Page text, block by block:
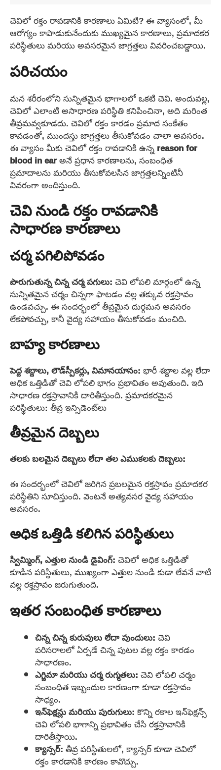
చెవిలో రక్తం రావడానికి కారణాలు ఏమిటి? ఈ వ్యాసంలో, మీ
ఆరోగ్యం కాపాడుకునేందుకు ముఖ్యమైన కారణాలు, ప్రమాదకర
పరిస్థితులు మరియు అవసరమైన జాగ్రత్తలు వివరించబడ్డాయి.
పరిచయం
మన శరీరంలోని సున్నితమైన భాగాలలో ఒకటి చెవి. అందువల్ల,
చెవిలో ఎలాంటి అసాధారణ పరిస్థితి కనిపించినా, అది మరింత
తీవ్రమవ్వకూడదు. చెవిలో రక్తం కారడం ప్రమాద సంకేతం
కావడంతో, ముందస్తు జాగ్రత్తలు తీసుకోవడం చాలా అవసరం.
ఈ వ్యాసం మీకు చెవిలో రక్తం రావడానికి ఉన్నreason for
blood in earఅనే ప్రధాన కారణాలను, సంబంధిత
ప్రమాదాలను మరియు తీసుకోవలసిన జాగ్రత్తలన్నింటినీ
వివరంగా అందిస్తుంది.
చెవి నుండి రక్తం రావడానికి
సాధారణ కారణాలు
చర్మ పగిలిపోవడం
పొరుగుతున్న చిన్న చర్మ పగులు:చెవి లోపలి మార్గంలో ఉన్న
సున్నితమైన చర్మం చిన్నగా ఫాటడం వల్ల తక్కువ రక్తస్రావం
ఉండవచ్చు. ఈ సందర్భంలో తీవ్రమైన దుర్గమన అవసరం
లేకపోవచ్చు, కానీ వైద్య సహాయం తీసుకోవడం మంచిది.
బాహ్య కారణాలు
పెద్ద శబ్దాలు, లౌడ్‌స్పీకర్లు, విమానయానం:భారీ శబ్దాల వల్ల లేదా
అధిక ఒత్తిడితో చెవి లోపలి భాగం ప్రభావితం అవుతుంది. ఇది
సాధారణ రక్తస్రావానికి దారితీస్తుంది. ప్రమాదకరమైన
పరిస్థితులు: తీవ్ర ఇన్సిడెంట్‌లు
తీవ్రమైన దెబ్బలు
తలకు బలమైన దెబ్బలు లేదా తల ఎముకలకు దెబ్బలు:
ఈ సందర్భంలో చెవిలో జరిగిన ప్రబలమైన రక్తస్రావం ప్రమాదకర
పరిస్థితిని సూచిస్తుంది. వెంటనే అత్యవసర వైద్య సహాయం
అవసరం.
అధిక ఒత్తిడి కలిగిన పరిస్థితులు
స్విమ్మింగ్, ఎత్తుల నుండి డైవింగ్:చెవిలో అధిక ఒత్తిడితో
కూడిన పరిస్థితులు, ముఖ్యంగా ఎత్తుల నుండి కుడా లేవనే వాటి
వల్ల రక్తస్రావం జరుగుతుంది.
ఇతర సంబంధిత కారణాలు
చిన్న చిన్న కురుపులు లేదా పుందులు:చెవి
పరిసరాలలో ఏర్పడే చిన్న పుటల వల్ల రక్తం కారడం
సాధారణం.
ఎగ్జిమా మరియు చర్మ రుగ్మతలు:చెవి లోపలి చర్మం
సంబంధిత ఇబ్బందుల కారణంగా కూడా రక్తస్రావం
సాధ్యం.
ఇన్‌ఫెక్షన్లు మరియు పురుగులు:కొన్ని రకాల ఇన్‌ఫెక్షన్స్
చెవి లోపలి భాగాన్ని ప్రభావితం చేసి రక్తస్రావానికి
దారితీస్తాయి.
క్యాన్సర్:తీవ్ర పరిస్థితులలో, క్యాన్సర్ కూడా చెవిలో
రక్తం కారడానికి కారణం కావొచ్చు.